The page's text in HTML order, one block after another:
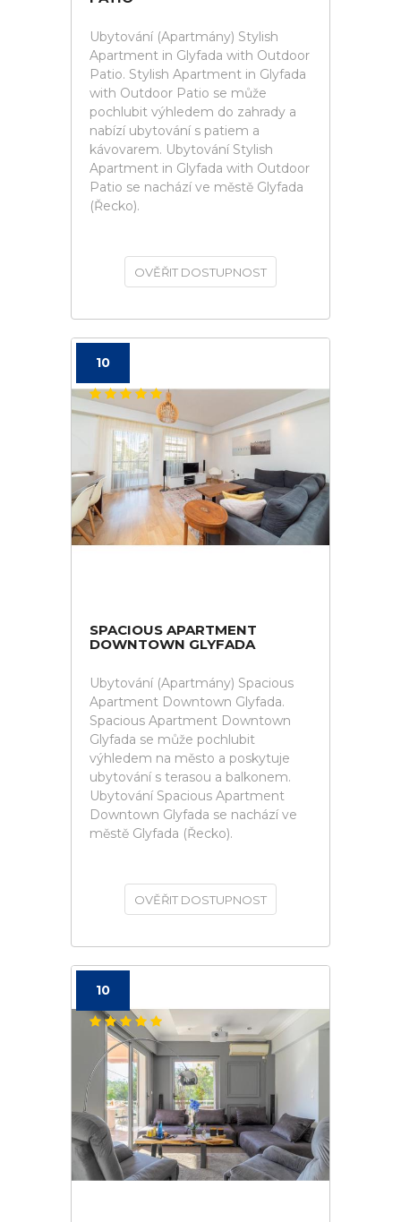
Ubytování (Apartmány) Stylish
Apartment in Glyfada with Outdoor
Patio. Stylish Apartment in Glyfada
with Outdoor Patio se může
pochlubit výhledem do zahrady a
nabízí ubytování s patiem a
kávovarem. Ubytování Stylish
Apartment in Glyfada with Outdoor
Patio se nachází ve městě Glyfada
(Řecko).
OVĚŘIT DOSTUPNOST
10
SPACIOUS APARTMENT
DOWNTOWN GLYFADA
Ubytování (Apartmány) Spacious
Apartment Downtown Glyfada.
Spacious Apartment Downtown
Glyfada se může pochlubit
výhledem na město a poskytuje
ubytování s terasou a balkonem.
Ubytování Spacious Apartment
Downtown Glyfada se nachází ve
městě Glyfada (Řecko).
OVĚŘIT DOSTUPNOST
10